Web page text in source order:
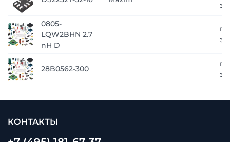
0805-
LQW2BHN 2.7
nH D
по
28B0562-300
по
КОНТАКТЫ